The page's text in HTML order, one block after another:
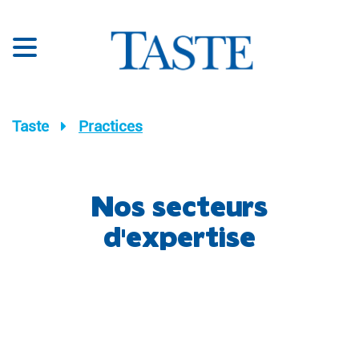
Taste Practices
Nos secteurs
d'expertise